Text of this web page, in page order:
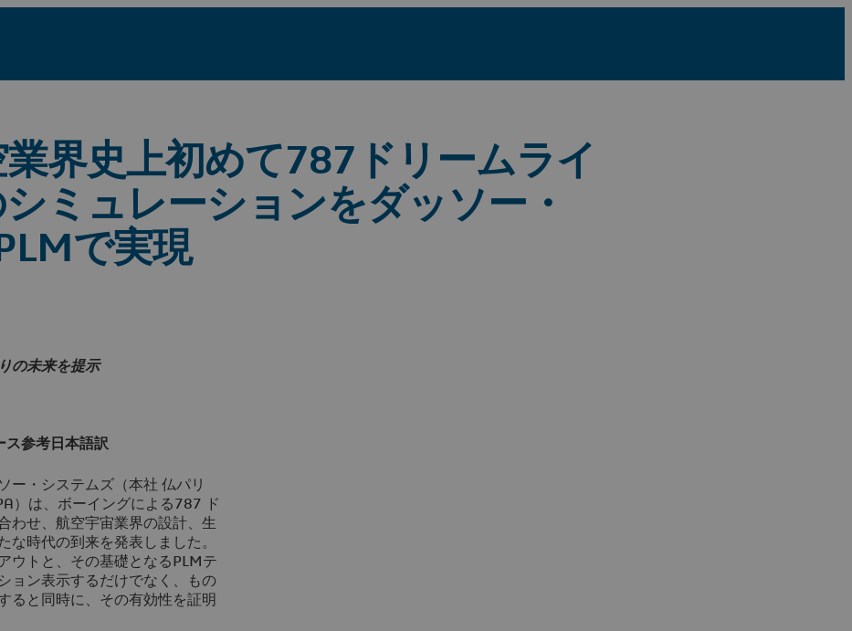
界史上初めて787ドリームライ
ミュレーションをダッソー・
で実現
の未来を提示
参考日本語訳
ー・システムズ（本社 仏パリ
）は、ボーイングによる787 ド
わせ、航空宇宙業界の設計、生
な時代の到来を発表しました。
ウトと、その基礎となるPLMテ
ョン表示するだけでなく、もの
ると同時に、その有効性を証明